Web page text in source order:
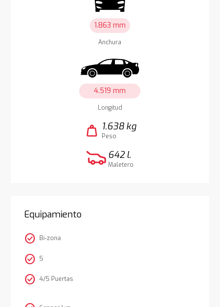
1.863 mm
Anchura
4.519 mm
Longitud
weight 1.638 kg
Peso
642 l.
Maletero
Equipamiento
check_circle Bi-zona
check_circle 5
check_circle 4/5 Puertas